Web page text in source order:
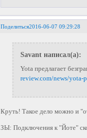
Поделиться2016-06-07 09:29:28
Savant написал(а):
Yota предлагает
review.com/news/yota-
Круть! Такое дело можно и
ЗЫ: Подключения к "Йоте"